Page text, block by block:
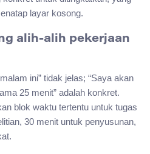
layar kosong.
alih-alih pekerjaan
ini” tidak jelas; “Saya akan
25 menit” adalah konkret.
blok waktu tertentu untuk tugas
30 menit untuk penyusunan,